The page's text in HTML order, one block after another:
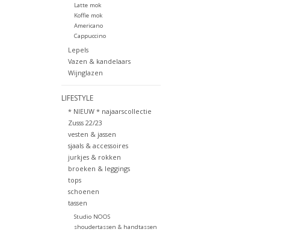
Latte mok
Koffie mok
Americano
Cappuccino
Lepels
Vazen & kandelaars
Wijnglazen
LIFESTYLE
* NIEUW * najaarscollectie
Zusss 22/23
vesten & jassen
sjaals & accessoires
jurkjes & rokken
broeken & leggings
tops
schoenen
tassen
Studio NOOS
shoudertassen & handtassen